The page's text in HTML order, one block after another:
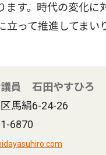
ます。時代の変化に
立って推進してまい
議員 石田やすひろ
馬絹6-24-26
6870